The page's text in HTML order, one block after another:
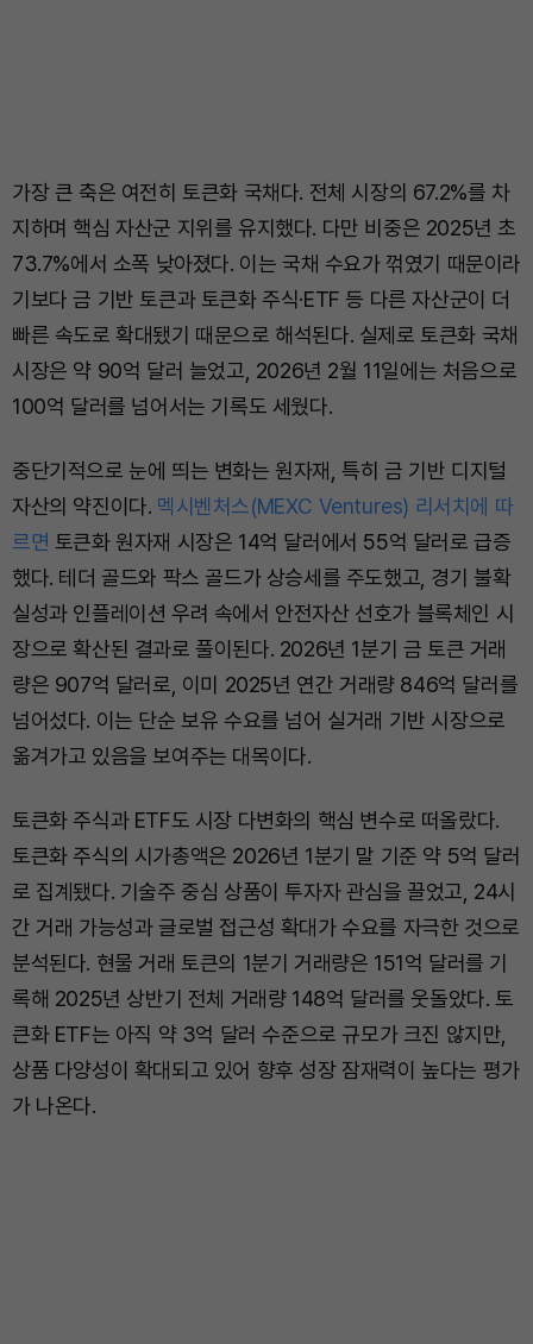
가장 큰 축은 여전히 토큰화 국채다. 전체 시장의 67.2%를 차
지하며 핵심 자산군 지위를 유지했다. 다만 비중은 2025년 초
73.7%에서 소폭 낮아졌다. 이는 국채 수요가 꺾였기 때문이라
기보다 금 기반 토큰과 토큰화 주식·ETF 등 다른 자산군이 더
빠른 속도로 확대됐기 때문으로 해석된다. 실제로 토큰화 국채
시장은 약 90억 달러 늘었고, 2026년 2월 11일에는 처음으로
100억 달러를 넘어서는 기록도 세웠다.
중단기적으로 눈에 띄는 변화는 원자재, 특히 금 기반 디지털
자산의 약진이다. 멕시벤처스(MEXC Ventures) 리서치에 따
르면 토큰화 원자재 시장은 14억 달러에서 55억 달러로 급증
했다. 테더 골드와 팍스 골드가 상승세를 주도했고, 경기 불확
실성과 인플레이션 우려 속에서 안전자산 선호가 블록체인 시
장으로 확산된 결과로 풀이된다. 2026년 1분기 금 토큰 거래
량은 907억 달러로, 이미 2025년 연간 거래량 846억 달러를
넘어섰다. 이는 단순 보유 수요를 넘어 실거래 기반 시장으로
옮겨가고 있음을 보여주는 대목이다.
토큰화 주식과 ETF도 시장 다변화의 핵심 변수로 떠올랐다.
토큰화 주식의 시가총액은 2026년 1분기 말 기준 약 5억 달러
로 집계됐다. 기술주 중심 상품이 투자자 관심을 끌었고, 24시
간 거래 가능성과 글로벌 접근성 확대가 수요를 자극한 것으로
분석된다. 현물 거래 토큰의 1분기 거래량은 151억 달러를 기
록해 2025년 상반기 전체 거래량 148억 달러를 웃돌았다. 토
큰화 ETF는 아직 약 3억 달러 수준으로 규모가 크진 않지만,
상품 다양성이 확대되고 있어 향후 성장 잠재력이 높다는 평가
가 나온다.